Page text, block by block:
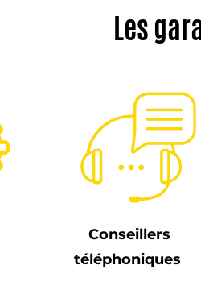
Les
Conseillers
téléphoniques